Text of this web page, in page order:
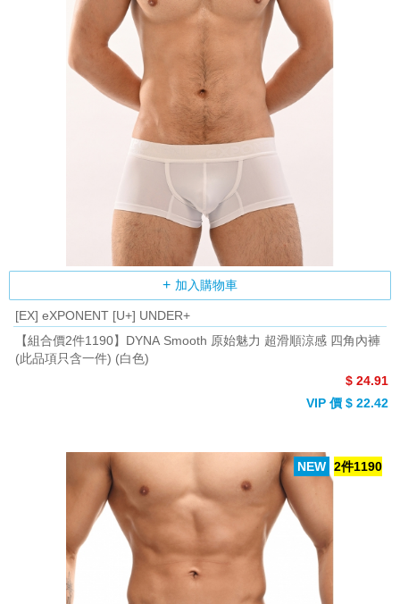
加入購物車
[EX] eXPONENT [U+] UNDER+
【組合價2件1190】DYNA Smooth 原始魅力 超滑順涼感 四角內褲
(此品項只含一件) (白色)
$ 24.91
VIP 價 $ 22.42
NEW 2件1190